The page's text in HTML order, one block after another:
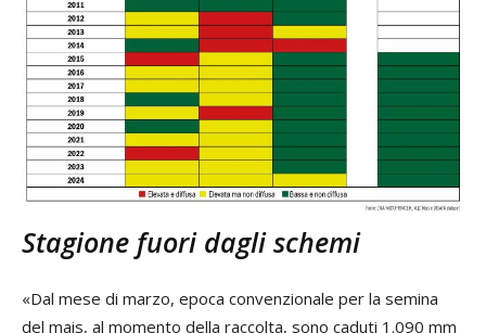
Stagione fuori dagli schemi
«Dal mese di marzo, epoca convenzionale per la semina
del mais, al momento della raccolta, sono caduti 1.090 mm